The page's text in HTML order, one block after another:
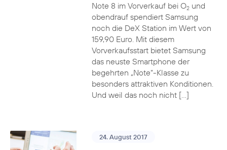
Note 8 im Vorverkauf bei O2und
obendrauf spendiert Samsung
noch die DeX Station im Wert von
159,90 Euro. Mit diesem
Vorverkaufsstart bietet Samsung
das neuste Smartphone der
begehrten „Note“-Klasse zu
besonders attraktiven Konditionen.
Und weil das noch nicht […]
24. August 2017